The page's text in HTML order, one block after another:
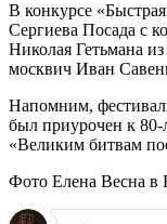
В конкурсе
Сергиева Посада с
Николая Гетьмана
москвич Иван
Напомним,
был приурочен к
«Великим битвам
Фото Елена Весна в